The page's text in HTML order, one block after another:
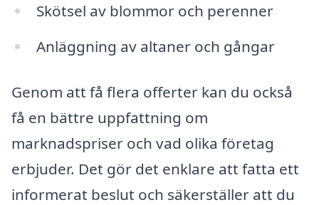
Skötsel av blommor och perenner
Anläggning av altaner och gångar
Genom att få flera offerter kan du också
få en bättre uppfattning om
marknadspriser och vad olika företag
erbjuder. Det gör det enklare att fatta ett
informerat beslut och säkerställer att du